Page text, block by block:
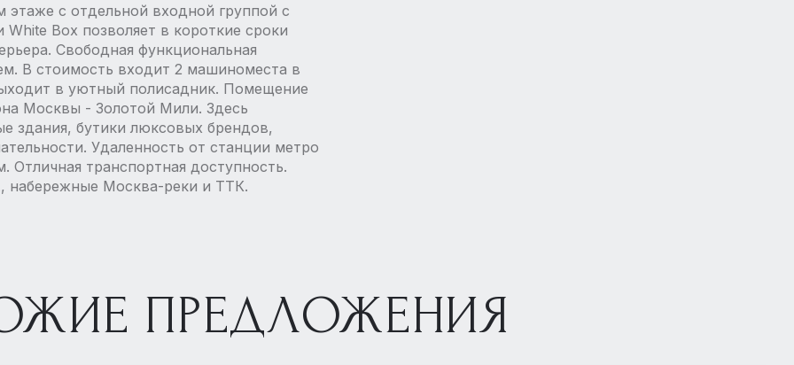
с отдельной входной группой с
Box позволяет в короткие сроки
Свободная функциональная
В стоимость входит 2 машиноместа в
в уютный полисадник. Помещение
Москвы - Золотой Мили. Здесь
здания, бутики люксовых брендов,
Удаленность от станции метро
Отличная транспортная доступность.
набережные Москва-реки и ТТК.
ПРЕДЛОЖЕНИЯ